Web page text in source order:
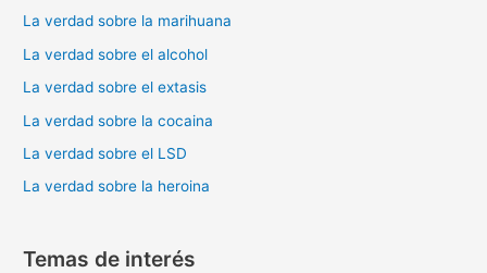
La verdad sobre la marihuana
La verdad sobre el alcohol
La verdad sobre el extasis
La verdad sobre la cocaina
La verdad sobre el LSD
La verdad sobre la heroina
Temas de interés